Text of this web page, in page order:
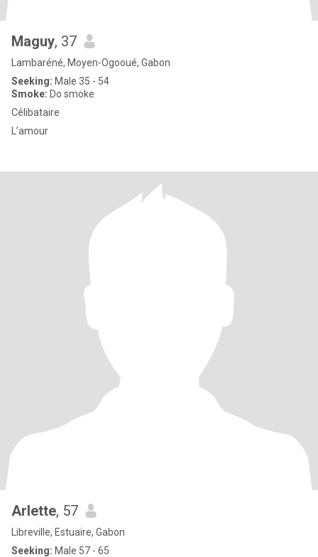
Maguy, 37
Lambaréné, Moyen-Ogooué, Gabon
Seeking: Male 35 - 54
Smoke: Do smoke
Célibataire
L’amour
Arlette, 57
Libreville, Estuaire, Gabon
Seeking: Male 57 - 65